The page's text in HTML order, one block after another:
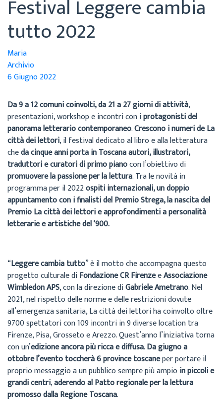
Festival Leggere cambia
tutto 2022
Maria
Archivio
6 Giugno 2022
Da 9 a 12 comuni coinvolti, da 21 a 27 giorni di attività,
presentazioni, workshop e incontri con iprotagonisti del
panorama letterario contemporaneo.Crescono i numeri de La
città dei lettori, il festival dedicato al libro e alla letteratura
cheda cinque anni porta in Toscana autori, illustratori,
traduttori e curatori di primo pianocon l’obiettivo di
promuovere la passione per la lettura. Tra le novità in
programma per il 2022ospiti internazionali, un doppio
appuntamento con i finalisti del Premio Strega, la nascita del
Premio La città dei lettori e approfondimenti a personalità
letterarie e artistiche del ‘900.
“Leggere cambia tutto” è il motto che accompagna questo
progetto culturale diFondazione CR FirenzeeAssociazione
Wimbledon APS, con la direzione diGabriele Ametrano. Nel
2021, nel rispetto delle norme e delle restrizioni dovute
all’emergenza sanitaria, La città dei lettori ha coinvolto oltre
9700 spettatori con 109 incontri in 9 diverse location tra
Firenze, Pisa, Grosseto e Arezzo. Quest’anno l’iniziativa torna
con un’edizione ancora più ricca e diffusa.Da giugno a
ottobre l’evento toccherà 6 province toscaneper portare il
proprio messaggio a un pubblico sempre più ampio in piccoli e
grandi centri,aderendo al Patto regionale per la lettura
promosso dalla Regione Toscana.